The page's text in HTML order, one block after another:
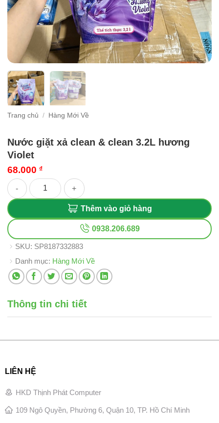
Trang chủ / Hàng Mới Về
Nước giặt xả clean & clean 3.2L hương
Violet
68.000 ₫
Nước giặt xả clean & clean 3.2L hương Violet số lượng
Thêm vào giỏ hàng
0938.206.689
SKU: SP8187332883
Danh mục: Hàng Mới Về
Thông tin chi tiết
LIÊN HỆ
HKD Thịnh Phát Computer
109 Ngô Quyền, Phường 6, Quận 10, TP. Hồ Chí Minh